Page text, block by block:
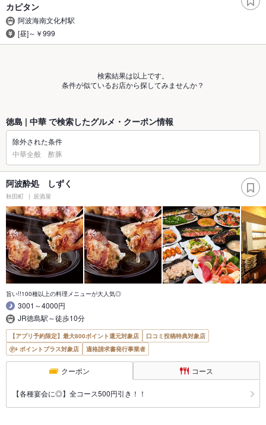
カピタン
阿波海南文化村駅
[昼]～￥999
検索結果は以上です。
条件が似ているお店から探してみませんか？
徳島 | 中華 で検索したグルメ・クーポン情報
除外された条件
中華全般 酢豚
阿波酔処 しずく
秋田町 居酒屋
旨い!!100種以上の料理メニューが大人気◎
3001～4000円
JR徳島駅～徒歩10分
【アプリ予約限定】最大800ポイント還元対象店
口コミ投稿特典対象店
ポイントプラス対象店
適格請求書発行事業者
クーポン コース
【各種宴会に◎】全コース500円引き！！